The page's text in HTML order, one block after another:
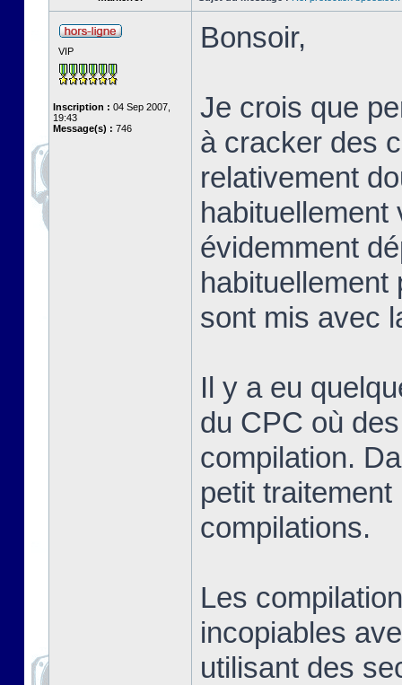
VIP
Inscription : 04 Sep 2007,
19:43
Message(s) : 746
Bonsoir,
Je crois que
à cracker des
relativement
habituellement
évidemment
sont mis avec
Il y a eu
du CPC où
compilation.
petit
compilations.
Les
incopiables
utilisant des